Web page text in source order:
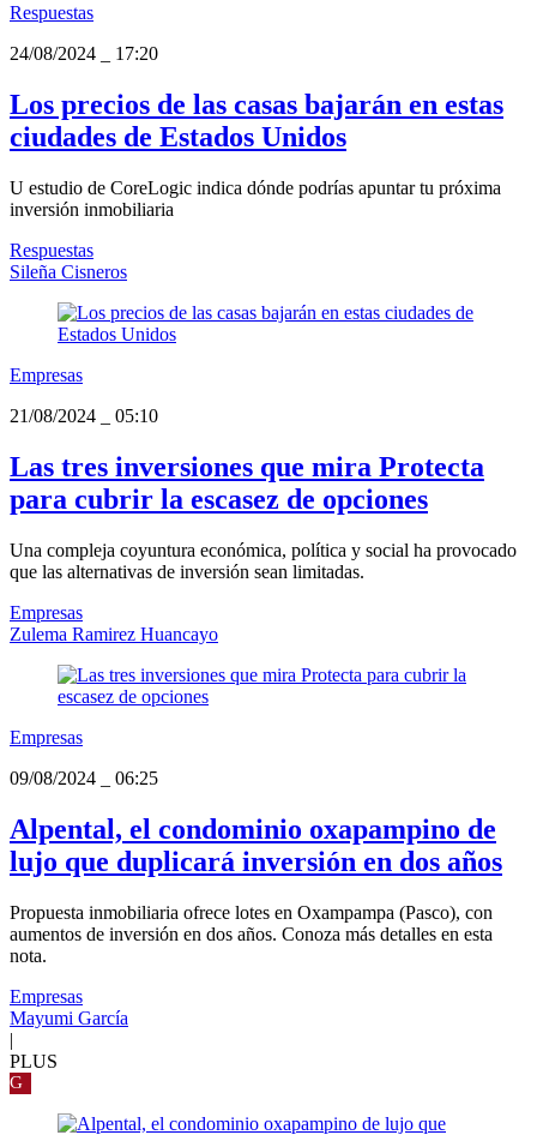
Respuestas
24/08/2024
17:20
Los precios de las casas bajarán en estas
ciudades de Estados Unidos
U estudio de CoreLogic indica dónde podrías apuntar tu próxima
inversión inmobiliaria
Respuestas
Sileña Cisneros
Empresas
21/08/2024
05:10
Las tres inversiones que mira Protecta
para cubrir la escasez de opciones
Una compleja coyuntura económica, política y social ha provocado
que las alternativas de inversión sean limitadas.
Empresas
Zulema Ramirez Huancayo
Empresas
09/08/2024
06:25
Alpental, el condominio oxapampino de
lujo que duplicará inversión en dos años
Propuesta inmobiliaria ofrece lotes en Oxampampa (Pasco), con
aumentos de inversión en dos años. Conoza más detalles en esta
nota.
Empresas
Mayumi García
|
PLUS
G